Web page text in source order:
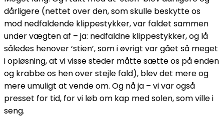
dårligere (nettet over den, som skulle beskytte os
mod nedfaldende klippestykker, var faldet sammen
under vægten af – ja: nedfaldne klippestykker, og lå
således henover ‘stien’, som i øvrigt var gået så meget
i opløsning, at vi visse steder måtte sætte os på enden
og krabbe os hen over stejle fald), blev det mere og
mere umuligt at vende om. Og nå ja – vi var også
presset for tid, for vi løb om kap med solen, som ville i
seng.